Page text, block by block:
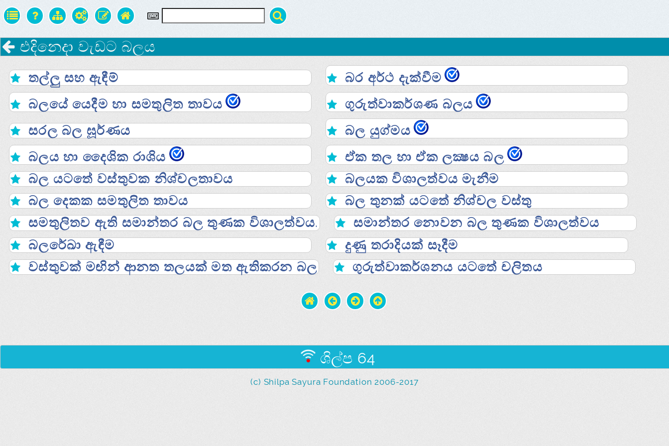
එදිනෙදා වැඩට බලය
තල්ලු සහ ඇඳීම්
බර අර්ථ දැක්වීම
බලයේ යෙදීම හා සමතුලිත තාවය
ගුරුත්වාකර්ශණ බලය
සරල බල ඝූර්ණය
බල යුග්මය
බලය හා දෛශික රාශිය
ඒක තල හා ඒක ලක්‍ෂය බල
බල යටතේ වස්තුවක නිශ්චලතාවය
බලයක විශාලත්වය මැනීම
බල දෙකක සමතුලිත තාවය
බල තුනක් යටතේ නිශ්චල වස්තු
සමතුලිතව ඇති සමාන්තර බල තුණක විශාලත්වය.
සමාන්තර නොවන බල තුණක විශාලත්වය
බලරේඛා ඇඳීම
දුණු තරාදියක් සෑදීම
වස්තුවක් මඟින් ආනත තලයක් මත ඇතිකරන බල
ගුරුත්වාකර්ශනය යටතේ චලිතය
ශිල්ප 64
(c) Shilpa Sayura Foundation 2006-2017